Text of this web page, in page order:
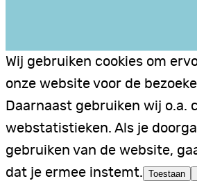
Wij gebruiken cookies om
onze website voor de
Daarnaast gebruiken wij o.a.
webstatistieken. Als je
gebruiken van de website,
dat je ermee instemt. Toestaan